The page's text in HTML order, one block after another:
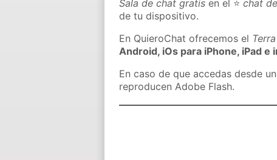
Sala de chat gratis en el ⭐chat
de tu dispositivo.
En QuieroChat ofrecemos el
Android, iOs para iPhone, iPad e
En caso de que accedas desde
reproducen Adobe Flash.